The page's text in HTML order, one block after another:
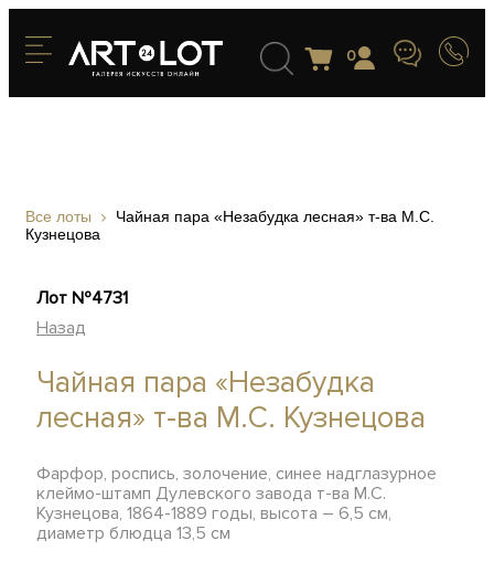
0
Все лоты
Чайная пара «Незабудка лесная» т-ва М.С.
Кузнецова
Лот №4731
Назад
Чайная пара «Незабудка
лесная» т-ва М.С. Кузнецова
Фарфор, роспись, золочение, синее надглазурное
клеймо-штамп Дулевского завода т-ва М.С.
Кузнецова, 1864-1889 годы, высота – 6,5 см,
диаметр блюдца 13,5 см